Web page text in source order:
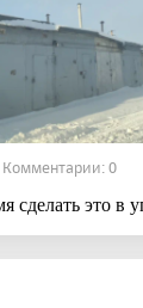
0
сделать это в